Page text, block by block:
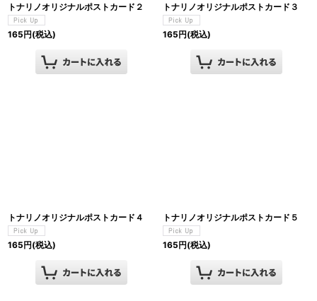
トナリノオリジナルポストカード２
165円(税込)
トナリノオリジナルポストカード３
165円(税込)
トナリノオリジナルポストカード４
165円(税込)
トナリノオリジナルポストカード５
165円(税込)